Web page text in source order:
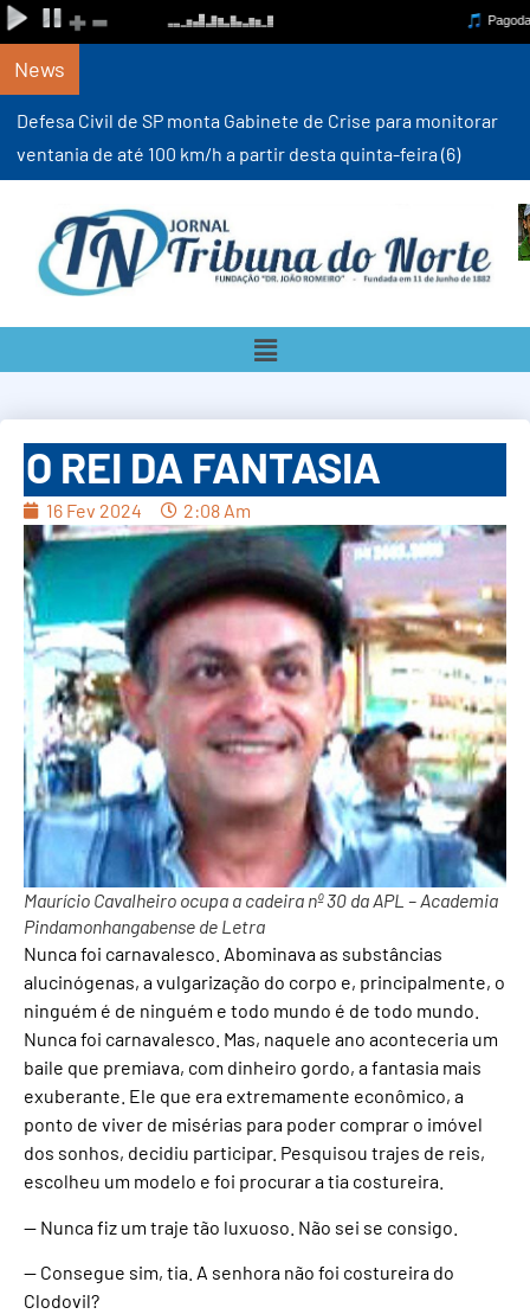
News
Defesa Civil de SP monta Gabinete de Crise para monitorar
ventania de até 100 km/h a partir desta quinta-feira (6)
O REI DA FANTASIA
16 Fev 2024 2:08 Am
Maurício Cavalheiro ocupa a cadeira nº 30 da APL – Academia
Pindamonhangabense de Letra
Nunca foi carnavalesco. Abominava as substâncias
alucinógenas, a vulgarização do corpo e, principalmente, o
ninguém é de ninguém e todo mundo é de todo mundo.
Nunca foi carnavalesco. Mas, naquele ano aconteceria um
baile que premiava, com dinheiro gordo, a fantasia mais
exuberante. Ele que era extremamente econômico, a
ponto de viver de misérias para poder comprar o imóvel
dos sonhos, decidiu participar. Pesquisou trajes de reis,
escolheu um modelo e foi procurar a tia costureira.
— Nunca fiz um traje tão luxuoso. Não sei se consigo.
— Consegue sim, tia. A senhora não foi costureira do
Clodovil?